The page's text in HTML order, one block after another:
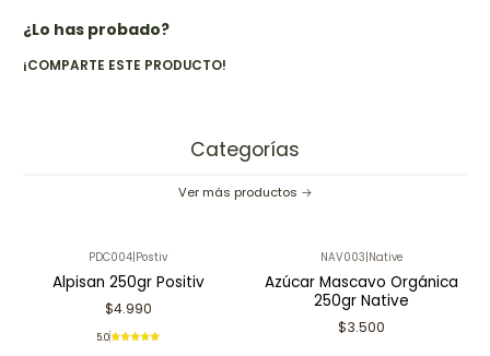
¿Lo has probado?
¡COMPARTE ESTE PRODUCTO!
Categorías
Ver más productos
PDC004 Postiv
Alpisan 250gr Positiv
$4.990
5.0
NAV003 Native
Azúcar Mascavo Orgánica
250gr Native
$3.500